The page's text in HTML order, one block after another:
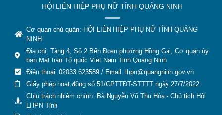
HỘI LIÊN HIỆP PHỤ NỮ TỈNH QUẢNG NINH
Cơ quan chủ quản: HỘI LIÊN HIỆP PHỤ NỮ TỈNH QUẢNG
NINH
Địa chỉ: Tầng 4, Số 2 Bến Đoan phường Hồng Gai, Cơ quan ủy
ban Mặt trận Tổ quốc Việt Nam Tỉnh Quảng Ninh
Điện thoại: 02033 623589 / Email:
lhpn@quangninh.gov.vn
Giấy phép hoạt động số 51/GPTTĐT-STTTT ngày 27/7/2022
Chịu trách nhiệm chính: Bà Nguyễn Vũ Thu Hòa - Chủ tịch Hội
LHPN Tỉnh